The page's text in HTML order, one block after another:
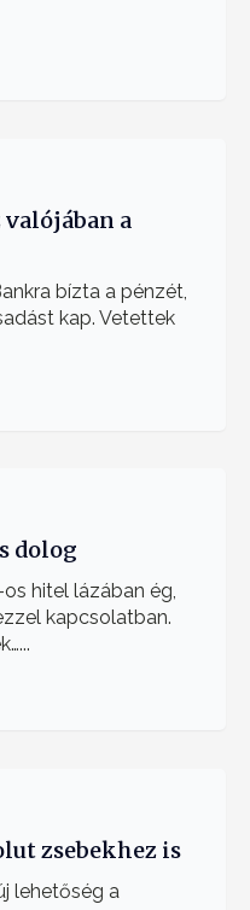
a
bízta a pénzét,
kap. Vetettek
dolog
hitel lázában ég,
kapcsolatban.
zsebekhez is
lehetőség a